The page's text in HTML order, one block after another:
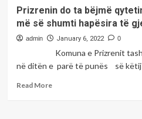
Halimi
nuk
është
kriminel
asnjë
Prizrenin do ta bëjmë
më së shumti hapësira të
admin January 6, 2022 0
Komuna e Prizrenit
në ditën e parë të punës së këtij
Read MoreRead